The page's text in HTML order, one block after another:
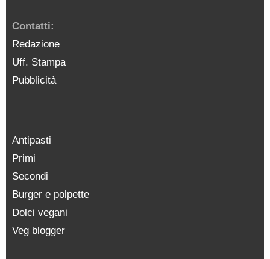
Contatti:
Redazione
Uff. Stampa
Pubblicità
Antipasti
Primi
Secondi
Burger e polpette
Dolci vegani
Veg blogger